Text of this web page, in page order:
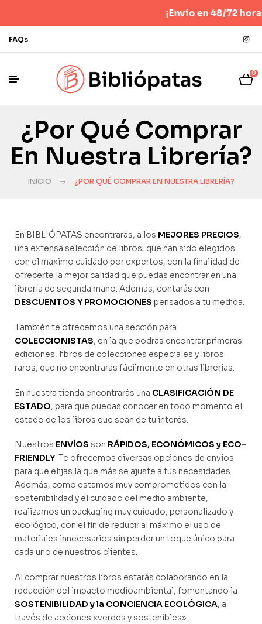
¡Envío en 48/72
FAQs
0
¿Por Qué Comprar
En Nuestra Librería?
INICIO ¿POR QUÉ COMPRAR EN NUESTRA LIBRERÍA?
En BIBLIÓPATAS encontrarás, a los MEJORES PRECIOS,
una extensa selección de libros, que han sido elegidos
con el máximo cuidado por expertos, con la finalidad de
ofrecerte la mejor calidad que puedas encontrar en una
librería de segunda mano. Además, contarás con
DESCUENTOS Y PROMOCIONES pensados a tu medida.
También te ofrecemos una sección para
COLECCIONISTAS, en la que podrás encontrar primeras
ediciones, libros de colecciones especiales y libros
raros, que no encontrarás fácilmente en otras librerías.
En nuestra tienda encontrarás una CLASIFICACIÓN DE
ESTADO, para que puedas conocer en todo momento el
estado de los libros que sean de tu interés.
Nuestros ENVÍOS son RÁPIDOS, ECONÓMICOS y ECO-
FRIENDLY. Te ofrecemos diversas opciones de envíos
para que elijas la que más se ajuste a tus necesidades.
Además, como estamos muy comprometidos con la
sostenibilidad y el cuidado del medio ambiente,
realizamos un packaging muy cuidado, personalizado y
ecológico, con el fin de reducir al máximo el uso de
materiales innecesarios sin perder un toque único para
cada uno de nuestros clientes.
Al comprar nuestros libros estarás colaborando en la
reducción del impacto medioambiental, fomentando la
SOSTENIBILIDAD y la CONCIENCIA ECOLÓGICA, a
través de acciones «verdes y sostenibles».